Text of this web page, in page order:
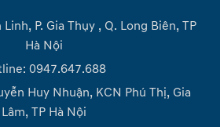
P. Gia Thụy , Q. Long Biên, TP
Hà Nội
0947.647.688
Huy Nhuận, KCN Phú Thị, Gia
Lâm, TP Hà Nội